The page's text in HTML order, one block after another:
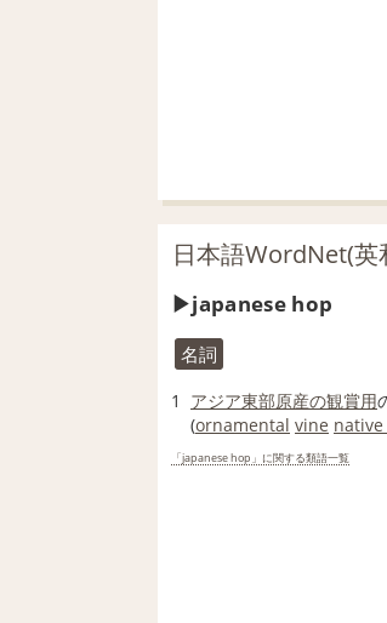
日本語WordNet(
japanese hop
名詞
1 アジア東部原産の観賞用
(ornamental vine
「japanese hop」に関する類語一覧